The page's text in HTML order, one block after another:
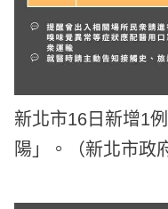
新北市16日新增1
陽」。（新北市政